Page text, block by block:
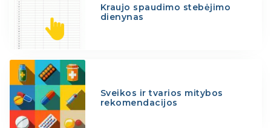
Kraujo spaudimo stebėjimo
dienynas
Sveikos ir tvarios mitybos
rekomendacijos